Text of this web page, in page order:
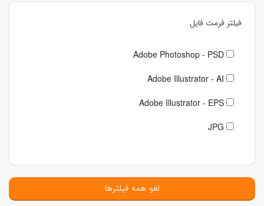
فیلتر فرمت فایل
Adobe Photoshop - PSD
Adobe Illustrator - AI
Adobe Illustrator - EPS
JPG
لغو همه فیلترها